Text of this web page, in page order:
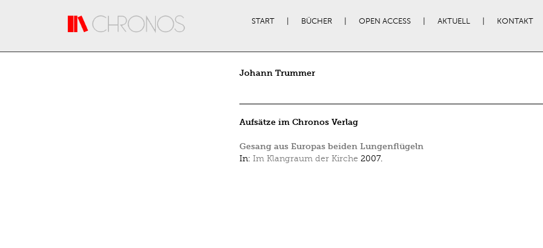
START BÜCHER OPEN ACCESS AKTUELL KONTAKT
Johann Trummer
Aufsätze im Chronos Verlag
Gesang aus Europas beiden Lungenflügeln
In: Im Klangraum der Kirche 2007.